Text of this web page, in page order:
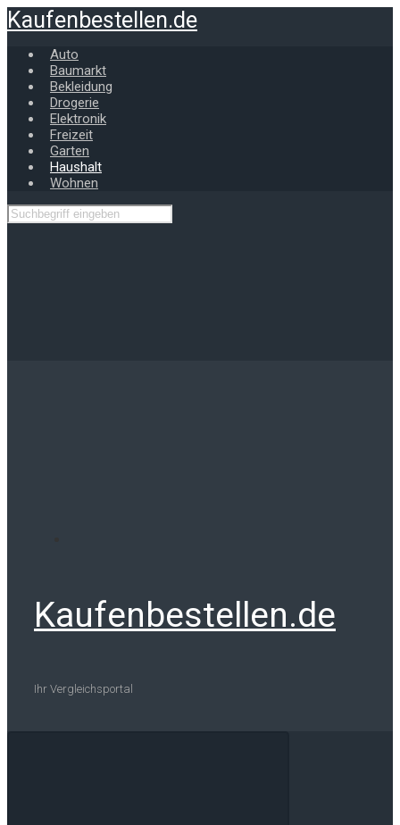
Zum
Hauptinhalt
springen
Kaufenbestellen.de
Auto
Baumarkt
Bekleidung
Drogerie
Elektronik
Freizeit
Garten
Haushalt
Wohnen
Kaufenbestellen.de
Ihr Vergleichsportal